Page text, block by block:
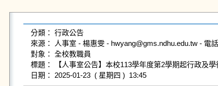
分類： 行政公告
來源： 人事室 - 楊惠雯 - hwyang@gms.ndhu.edu.tw - 電
對象： 全校教職員
標題： 【人事室公告】本校113學年度第2學期起行政及
日期： 2025-01-23  ( 星期四 )  13:45